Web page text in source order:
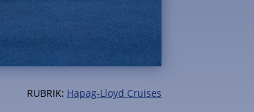
RUBRIK: Hapag-Lloyd Cruises